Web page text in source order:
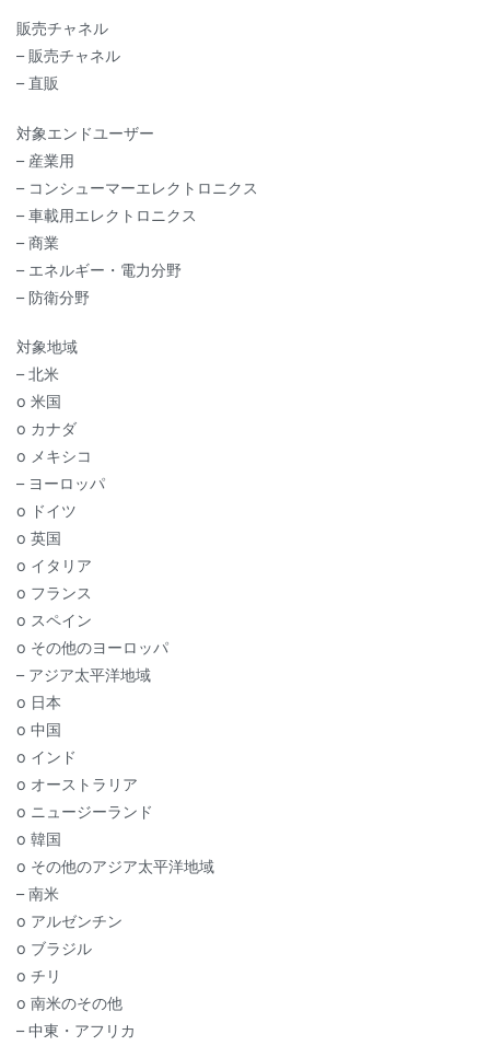
販売チャネル
– 販売チャネル
– 直販
対象エンドユーザー
– 産業用
– コンシューマーエレクトロニクス
– 車載用エレクトロニクス
– 商業
– エネルギー・電力分野
– 防衛分野
対象地域
– 北米
o 米国
o カナダ
o メキシコ
– ヨーロッパ
o ドイツ
o 英国
o イタリア
o フランス
o スペイン
o その他のヨーロッパ
– アジア太平洋地域
o 日本
o 中国
o インド
o オーストラリア
o ニュージーランド
o 韓国
o その他のアジア太平洋地域
– 南米
o アルゼンチン
o ブラジル
o チリ
o 南米のその他
– 中東・アフリカ